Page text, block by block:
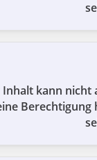
Inhalt kann nicht
Berechtigung